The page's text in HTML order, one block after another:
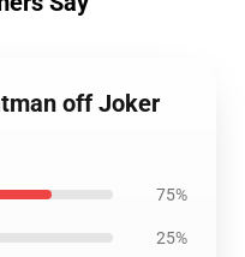
off Joker
75%
25%